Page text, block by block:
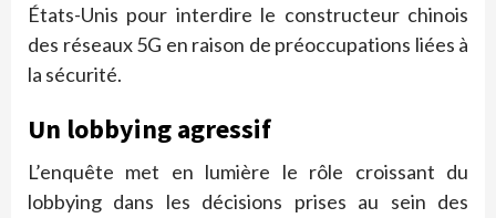
États-Unis pour interdire le constructeur chinois
des réseaux 5G en raison de préoccupations liées à
la sécurité.
Un lobbying agressif
L’enquête met en lumière le rôle croissant du
lobbying dans les décisions prises au sein des